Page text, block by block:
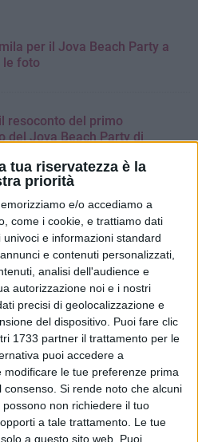
tua riservatezza è la
priorità
e/o accediamo a
come i cookie, e trattiamo dati
e informazioni standard
e contenuti personalizzati,
analisi dell'audience e
autorizzazione noi e i nostri
precisi di geolocalizzazione e
del dispositivo. Puoi fare clic
1733 partner il trattamento per le
puoi accedere a
le tue preferenze prima
Si rende noto che alcuni
non richiedere il tuo
a tale trattamento. Le tue
a questo sito web. Puoi
per il Jova Beach Party a
le foto
resoconto del primo
del Jova Beach Party di
pronte a cantare insieme
oggi, infatti, sul palco si
segreti sino all'ultimo
esibizioni di Giuliano Sangiorgi
dei Negramaro, diChecco
che ha divertito tutti con
e irriverenti, e diGianni
da un'intensa
Morandi ha catalizzato
successo sanremese Apri tutte
L'allegria e i suoi grandi classici
eC'era un ragazzo che